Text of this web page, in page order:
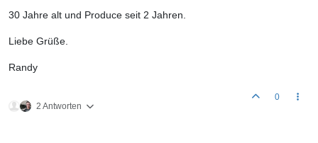
30 Jahre alt und Produce seit 2 Jahren.
Liebe Grüße.
Randy
2 Antworten
0